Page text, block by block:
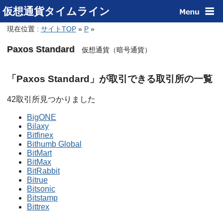
仮想通貨タイムライン
現在位置 : サイトTOP» P»
Paxos Standard 仮想通貨（暗号通貨）
「Paxos Standard」が取引できる取引所の一覧
42取引所見つかりました
BigONE
Bilaxy
Bitfinex
Bithumb Global
BitMart
BitMax
BitRabbit
Bitrue
Bitsonic
Bitstamp
Bittrex